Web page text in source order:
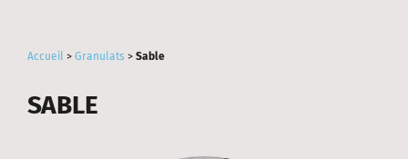
Accueil > Granulats > Sable
SABLE